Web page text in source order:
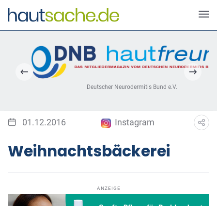
Deutscher Neurodermitis Bund e.V.
01.12.2016 Instagram
Weihnachtsbäckerei
ANZEIGE